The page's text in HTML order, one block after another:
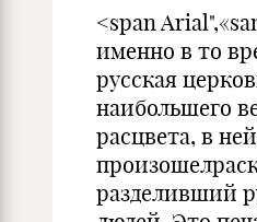
<span
именно в то
русская
наибольшего
расцвета, в ней
разделивший